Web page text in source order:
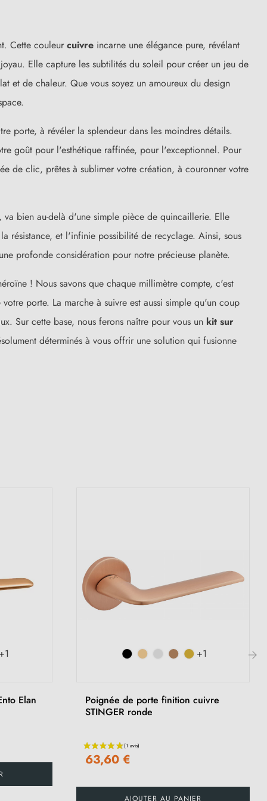
Cette couleur cuivre incarne une élégance pure, révélant
Elle capture les subtilités du soleil pour créer un jeu de
et de chaleur. Que vous soyez un amoureux du design
porte, à révéler la splendeur dans les moindres détails.
goût pour l'esthétique raffinée, pour l'exceptionnel. Pour
de clic, prêtes à sublimer votre création, à couronner votre
va bien au-delà d'une simple pièce de quincaillerie. Elle
résistance, et l'infinie possibilité de recyclage. Ainsi, sous
profonde considération pour notre précieuse planète.
! Nous savons que chaque millimètre compte, c'est
porte. La marche à suivre est aussi simple qu'un coup
Sur cette base, nous ferons naître pour vous un kit sur
déterminés à vous offrir une solution qui fusionne
+1
Elan
+1
Poignée de porte finition cuivre
STINGER ronde
63,60 €